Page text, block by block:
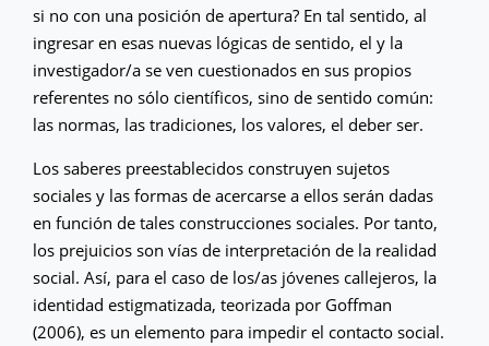
si no con una posición de apertura? En tal sentido, al
ingresar en esas nuevas lógicas de sentido, el y la
investigador/a se ven cuestionados en sus propios
referentes no sólo científicos, sino de sentido común:
las normas, las tradiciones, los valores, el deber ser.
Los saberes preestablecidos construyen sujetos
sociales y las formas de acercarse a ellos serán dadas
en función de tales construcciones sociales. Por tanto,
los prejuicios son vías de interpretación de la realidad
social. Así, para el caso de los/as jóvenes callejeros, la
identidad estigmatizada, teorizada por Goffman
(2006), es un elemento para impedir el contacto social.